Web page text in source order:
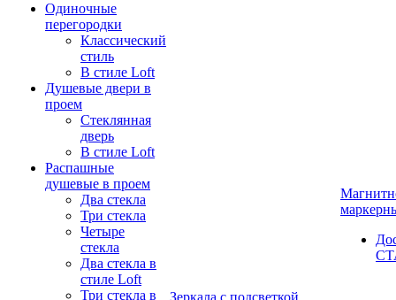
Одиночные
перегородки
Классический
стиль
В стиле Loft
Душевые двери в
проем
Стеклянная
дверь
В стиле Loft
Распашные
душевые в проем
Два стекла
Три стекла
Четыре
стекла
Два стекла в
стиле Loft
Три стекла в
Зеркала с подсветкой